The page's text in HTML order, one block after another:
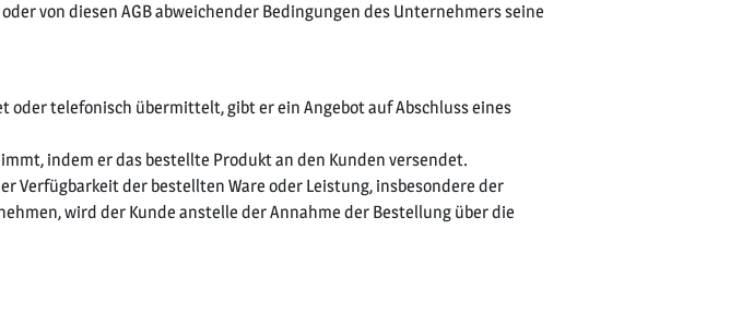
von diesen AGB abweichender Bedingungen des Unternehmers seine
telefonisch übermittelt, gibt er ein Angebot auf Abschluss eines
indem er das bestellte Produkt an den Kunden versendet.
Verfügbarkeit der bestellten Ware oder Leistung, insbesondere der
wird der Kunde anstelle der Annahme der Bestellung über die